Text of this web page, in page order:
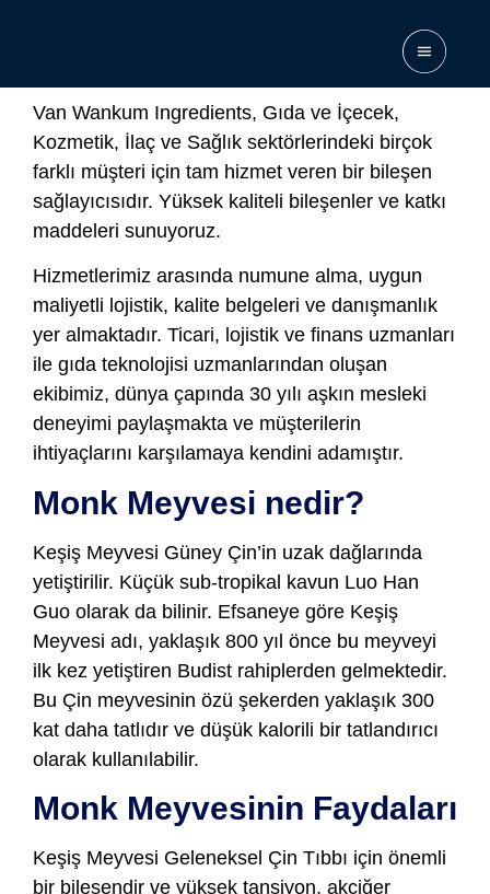
Keşiş Meyvesi faydaları
Van Wankum Ingredients, Gıda ve İçecek,
Kozmetik, İlaç ve Sağlık sektörlerindeki birçok
farklı müşteri için tam hizmet veren bir bileşen
sağlayıcısıdır. Yüksek kaliteli bileşenler ve katkı
maddeleri sunuyoruz.
Hizmetlerimiz arasında numune alma, uygun
maliyetli lojistik, kalite belgeleri ve danışmanlık
yer almaktadır. Ticari, lojistik ve finans uzmanları
ile gıda teknolojisi uzmanlarından oluşan
ekibimiz, dünya çapında 30 yılı aşkın mesleki
deneyimi paylaşmakta ve müşterilerin
ihtiyaçlarını karşılamaya kendini adamıştır.
Monk Meyvesi nedir?
Keşiş Meyvesi Güney Çin’in uzak dağlarında
yetiştirilir. Küçük sub-tropikal kavun Luo Han
Guo olarak da bilinir. Efsaneye göre Keşiş
Meyvesi adı, yaklaşık 800 yıl önce bu meyveyi
ilk kez yetiştiren Budist rahiplerden gelmektedir.
Bu Çin meyvesinin özü şekerden yaklaşık 300
kat daha tatlıdır ve düşük kalorili bir tatlandırıcı
olarak kullanılabilir.
Monk Meyvesinin Faydaları
Keşiş Meyvesi Geleneksel Çin Tıbbı için önemli
bir bileşendir ve yüksek tansiyon, akciğer